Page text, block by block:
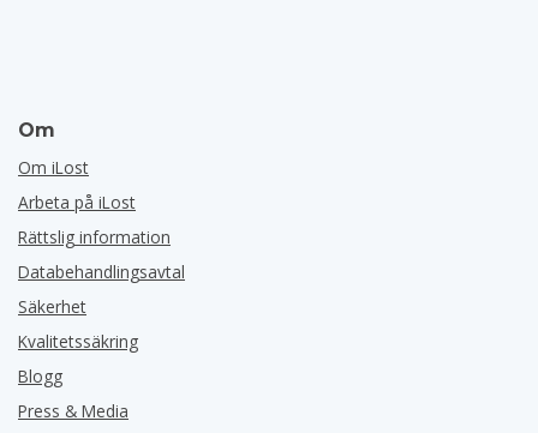
Om
Om iLost
Arbeta på iLost
Rättslig information
Databehandlingsavtal
Säkerhet
Kvalitetssäkring
Blogg
Press & Media